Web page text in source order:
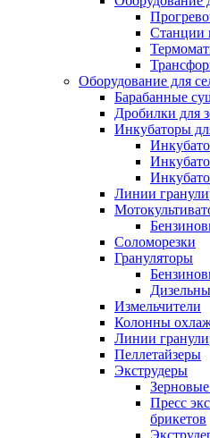
Станции
Оборудование для
Барабанные
Дробилки для
Инкубаторы
Линии
Соломорезки
Грануляторы
Измельчители
Колонны
Линии
Пеллетайзеры
Экструдеры
Пресс
брикетов